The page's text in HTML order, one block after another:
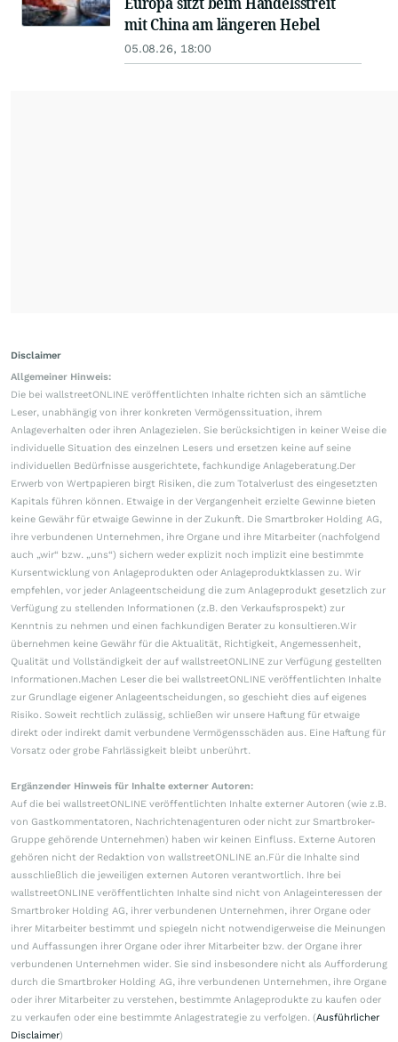
mit China am längeren Hebel
05.08.26, 18:00
Disclaimer
Allgemeiner Hinweis:
Die bei wallstreetONLINE veröffentlichten Inhalte richten sich an sämtliche
Leser, unabhängig von ihrer konkreten Vermögenssituation, ihrem
Anlageverhalten oder ihren Anlagezielen. Sie berücksichtigen in keiner Weise die
individuelle Situation des einzelnen Lesers und ersetzen keine auf seine
individuellen Bedürfnisse ausgerichtete, fachkundige Anlageberatung.Der
Erwerb von Wertpapieren birgt Risiken, die zum Totalverlust des eingesetzten
Kapitals führen können. Etwaige in der Vergangenheit erzielte Gewinne bieten
keine Gewähr für etwaige Gewinne in der Zukunft. Die Smartbroker Holding AG,
ihre verbundenen Unternehmen, ihre Organe und ihre Mitarbeiter (nachfolgend
auch „wir“ bzw. „uns“) sichern weder explizit noch implizit eine bestimmte
Kursentwicklung von Anlageprodukten oder Anlageproduktklassen zu. Wir
empfehlen, vor jeder Anlageentscheidung die zum Anlageprodukt gesetzlich zur
Verfügung zu stellenden Informationen (z.B. den Verkaufsprospekt) zur
Kenntnis zu nehmen und einen fachkundigen Berater zu konsultieren.Wir
übernehmen keine Gewähr für die Aktualität, Richtigkeit, Angemessenheit,
Qualität und Vollständigkeit der auf wallstreetONLINE zur Verfügung gestellten
Informationen.Machen Leser die bei wallstreetONLINE veröffentlichten Inhalte
zur Grundlage eigener Anlageentscheidungen, so geschieht dies auf eigenes
Risiko. Soweit rechtlich zulässig, schließen wir unsere Haftung für etwaige
direkt oder indirekt damit verbundene Vermögensschäden aus. Eine Haftung für
Vorsatz oder grobe Fahrlässigkeit bleibt unberührt.
Ergänzender Hinweis für Inhalte externer Autoren:
Auf die bei wallstreetONLINE veröffentlichten Inhalte externer Autoren (wie z.B.
von Gastkommentatoren, Nachrichtenagenturen oder nicht zur Smartbroker-
Gruppe gehörende Unternehmen) haben wir keinen Einfluss. Externe Autoren
gehören nicht der Redaktion von wallstreetONLINE an.Für die Inhalte sind
ausschließlich die jeweiligen externen Autoren verantwortlich. Ihre bei
wallstreetONLINE veröffentlichten Inhalte sind nicht von Anlageinteressen der
Smartbroker Holding AG, ihrer verbundenen Unternehmen, ihrer Organe oder
ihrer Mitarbeiter bestimmt und spiegeln nicht notwendigerweise die Meinungen
und Auffassungen ihrer Organe oder ihrer Mitarbeiter bzw. der Organe ihrer
verbundenen Unternehmen wider. Sie sind insbesondere nicht als Aufforderung
durch die Smartbroker Holding AG, ihre verbundenen Unternehmen, ihre Organe
oder ihrer Mitarbeiter zu verstehen, bestimmte Anlageprodukte zu kaufen oder
zu verkaufen oder eine bestimmte Anlagestrategie zu verfolgen. (Ausführlicher
Disclaimer)